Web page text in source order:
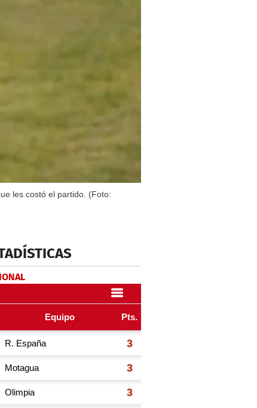
les costó el partido. (Foto: